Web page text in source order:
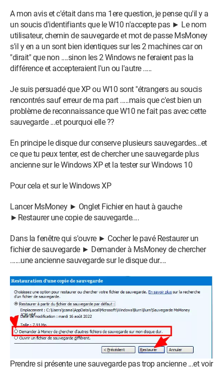
A mon avis et c'était dans ma 1ere question, je pense qu'il y a
un soucis d'identifiants que le W10 n'accepte pas ► Le nom
utilisateur, chemin de sauvegarde et mot de passe MsMoney
s'il y en a un sont bien identiques sur les 2 machines car on
"dirait" que non ....sinon les 2 Windows ne feraient pas la
différence et accepteraient l'un ou l'autre .....
Je suis persuadé que XP ou W10 sont "étrangers au soucis
rencontrés sauf erreur de ma part .....mais que c'est bien un
problème de reconnaissance que W10 ne fait pas avec cette
sauvegarde ...et pourquoi elle ??
En principe le disque dur conserve plusieurs sauvegardes...et
ce que tu peux tenter, est de chercher une sauvegarde plus
ancienne sur le Windows XP et la tester sur Windows 10
Pour cela et sur le Windows XP
Lancer MsMoney ► Onglet Fichier en haut à gauche
►Restaurer une copie de sauvegarde....
Dans la fenêtre qui s'ouvre ► Cocher le pavé Restaurer un
fichier de sauvegarde ► Demander à MsMoney de chercher
......une ancienne sauvegarde sur le disque dur....
Prendre si présente une sauvegarde pas trop ancienne ...et voir